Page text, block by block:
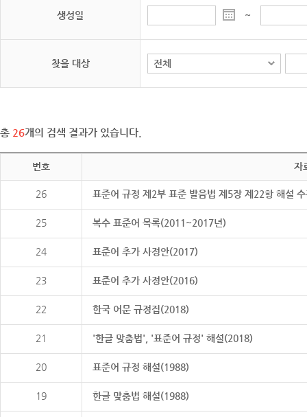
생성일 ~
찾을 대상
총 26개의 검색 결과가 있습니다.
번호 자
26 표준어 규정 제2부 표준 발음법 제5장 제22항 해설
25 복수 표준어 목록(2011~2017년)
24 표준어 추가 사정안(2017)
23 표준어 추가 사정안(2016)
22 한국 어문 규정집(2018)
21 '한글 맞춤법', '표준어 규정' 해설(2018)
20 표준어 규정 해설(1988)
19 한글 맞춤법 해설(1988)